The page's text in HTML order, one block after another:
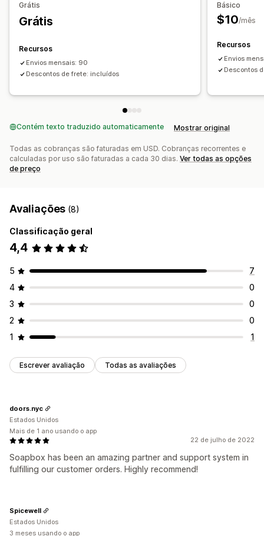
Grátis
Grátis
Recursos
Envios mensais: 90
Descontos de frete: incluídos
Básico
$10/mês
Recursos
Envios
Descontos
Contém texto traduzido automaticamente Mostrar original
Todas as cobranças são faturadas em USD. Cobranças recorrentes e
calculadas por uso são faturadas a cada 30 dias. Ver todas as opções
de preço
Avaliações (8)
Classificação geral
4,4
5
7
4
0
3
0
2
0
1
1
Escrever avaliação Todas as avaliações
22 de julho de 2022
Soapbox has been an amazing partner and support system in
fulfilling our customer orders. Highly recommend!
doors.nyc
Estados Unidos
Mais de 1 ano usando o app
Spicewell
Estados Unidos
3 meses usando o app